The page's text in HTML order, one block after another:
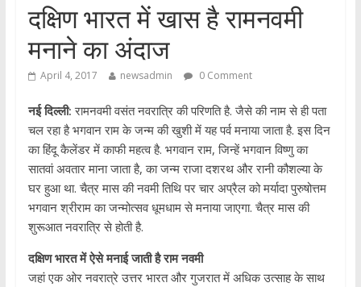
दक्षिण भारत में खास है रामनवमी
मनाने का अंदाज
April 4, 2017 newsadmin 0 Comment
नई दिल्‍ली: रामनवमी वसंत नवरात्रि की परिणति है. जैसे की नाम से ही पता
चल रहा है भगवान राम के जन्‍म की खुशी में यह पर्व मनाया जाता है. इस दिन
का हिंदू कैलेंडर में काफी महत्‍व है. भगवान राम, जिन्‍हें भगवान विष्‍णु का
सातवां अवतार माना जाता है, का जन्म राजा दशरथ और रानी कौशल्या के
घर हुआ था. चैत्र मास की नवमी तिथि पर चार अप्रैल को मर्यादा पुरुषोत्तम
भगवान श्रीराम का जन्मोत्सव धूमधाम से मनाया जाएगा. चैत्र मास की
शुरूआत नवरात्रि से होती है.
दक्षिण भारत में ऐसे मनाई जाती है राम नवमी
जहां एक ओर नवरात्रे उत्तर भारत और गुजरात में अधिक उत्साह के साथ